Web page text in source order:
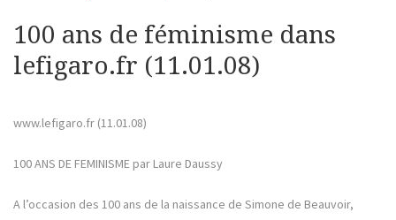
100 ans de féminisme dans
lefigaro.fr (11.01.08)
www.lefigaro.fr (11.01.08)
100 ANS DE FEMINISME par Laure Daussy
A l’occasion des 100 ans de la naissance de Simone de Beauvoir,